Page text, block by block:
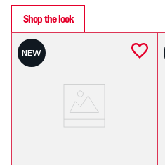
Shop the look
NEW